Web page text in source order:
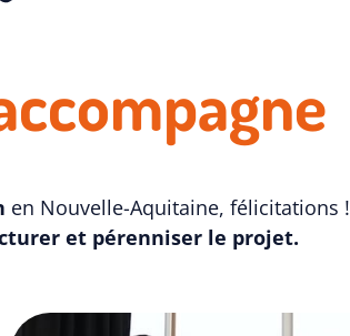
en Nouvelle-Aquitaine, félicitations !
et pérenniser le projet.